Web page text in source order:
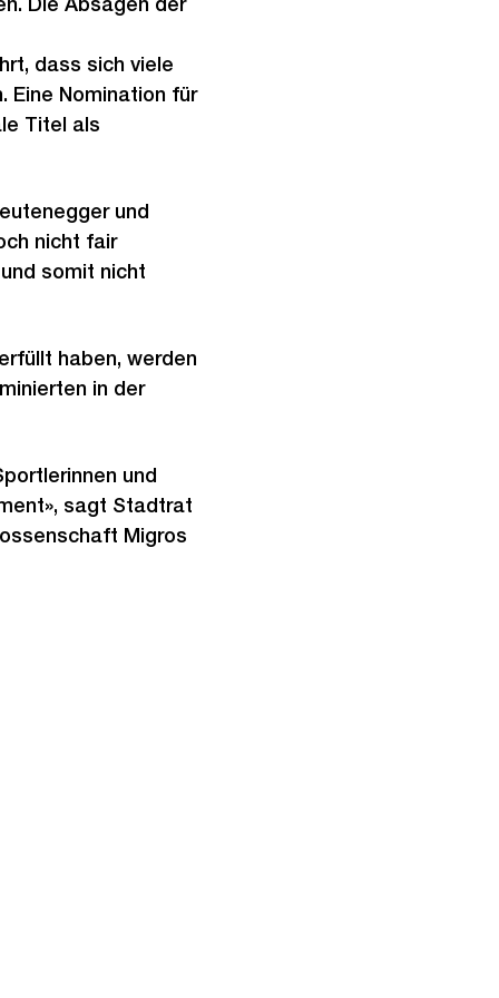
dass sich viele
Eine Nomination für
Titel als
und
nicht fair
somit nicht
haben, werden
in der
und
sagt Stadtrat
Migros